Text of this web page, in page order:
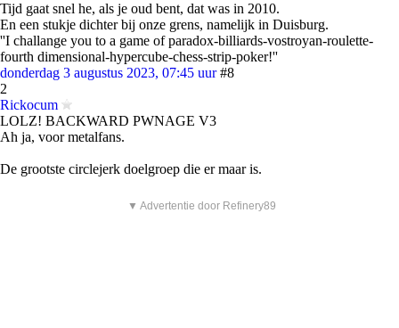
Tijd gaat snel he, als je oud bent, dat was in 2010.
En een stukje dichter bij onze grens, namelijk in Duisburg.
''I challange you to a game of paradox-billiards-vostroyan-roulette-
fourth dimensional-hypercube-chess-strip-poker!''
donderdag 3 augustus 2023, 07:45 uur #8
2
Rickocum
LOLZ! BACKWARD PWNAGE V3
Ah ja, voor metalfans.
De grootste circlejerk doelgroep die er maar is.
▼ Advertentie door Refinery89